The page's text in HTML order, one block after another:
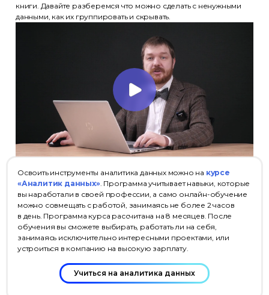
книги. Давайте разберемся что можно сделать с ненужными
данными, как их группировать и скрывать.
Освоить инструменты аналитика данных можно на курсе
«Аналитик данных». Программа учитывает навыки, которые
вы наработали в своей профессии, а само онлайн-обучение
можно совмещать с работой, занимаясь не более 2 часов
в день. Программа курса рассчитана на 8 месяцев. После
обучения вы сможете выбирать, работать ли на себя,
занимаясь исключительно интересными проектами, или
устроиться в компанию на высокую зарплату.
Учиться на аналитика данных